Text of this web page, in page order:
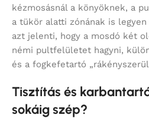
kézmosásnál a könyöknek, a
a tükör alatti zónának is
azt jelenti, hogy a mosdó két
némi pultfelületet hagyni,
és a fogkefetartó
Tisztítás és
sokáig szép?